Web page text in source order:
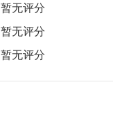
暂无评分
暂无评分
暂无评分